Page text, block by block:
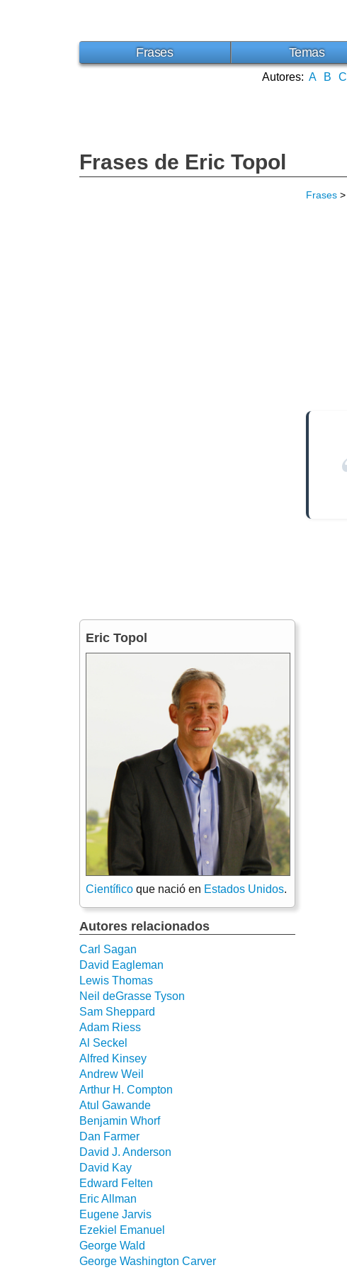
Frases Temas
Autores: A B C
Frases de Eric Topol
Frases >
Eric Topol
Científico que nació en Estados Unidos.
Autores relacionados
Carl Sagan
David Eagleman
Lewis Thomas
Neil deGrasse Tyson
Sam Sheppard
Adam Riess
Al Seckel
Alfred Kinsey
Andrew Weil
Arthur H. Compton
Atul Gawande
Benjamin Whorf
Dan Farmer
David J. Anderson
David Kay
Edward Felten
Eric Allman
Eugene Jarvis
Ezekiel Emanuel
George Wald
George Washington Carver